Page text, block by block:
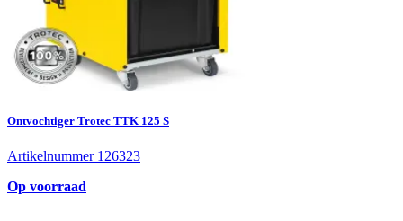
Ontvochtiger Trotec TTK 125 S
Artikelnummer 126323
Op voorraad